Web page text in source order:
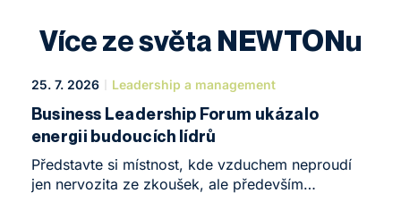
Více ze světa NEWTONu
25. 7. 2026 Leadership a management
Business Leadership Forum ukázalo
energii budoucích lídrů
Představte si místnost, kde vzduchem neproudí
jen nervozita ze zkoušek, ale především